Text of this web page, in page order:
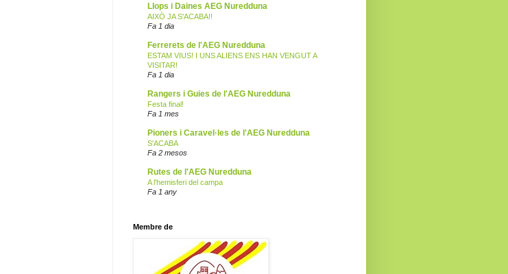
Llops i Daines AEG Nuredduna
AIXÒ JA S'ACABA!!
Fa 1 dia
Ferrerets de l'AEG Nuredduna
ESTAM VIUS! I UNS ALIENS ENS HAN VENGUT A
VISITAR!
Fa 1 dia
Rangers i Guies de l'AEG Nuredduna
Festa final!
Fa 1 mes
Pioners i Caravel·les de l'AEG Nuredduna
S'ACABA
Fa 2 mesos
Rutes de l'AEG Nuredduna
A l'hemisferi del campa
Fa 1 any
Membre de